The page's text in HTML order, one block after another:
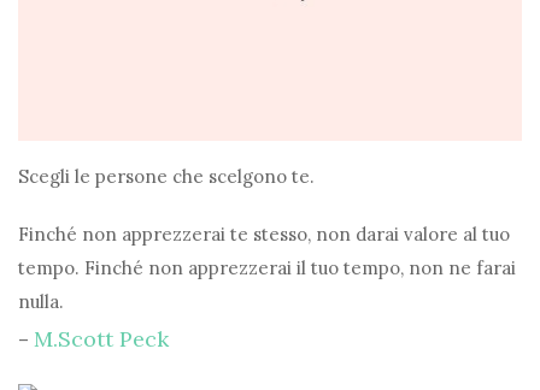
Scegli le persone che scelgono te.
Finché non apprezzerai te stesso, non darai valore al tuo
tempo. Finché non apprezzerai il tuo tempo, non ne farai
nulla.
– M.Scott Peck